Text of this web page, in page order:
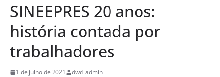
SINEEPRES 20 anos:
história contada por
trabalhadores
1 de julho de 2021 dwd_admin